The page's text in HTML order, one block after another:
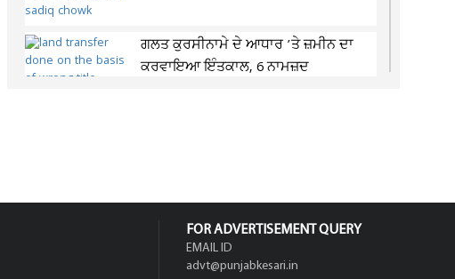
ਗਲਤ ਕੁਰਸੀਨਾਮੇ ਦੇ ਆਧਾਰ ’ਤੇ ਜ਼ਮੀਨ ਦਾ
ਕਰਵਾਇਆ ਇੰਤਕਾਲ, 6 ਨਾਮਜ਼ਦ
FOR ADVERTISEMENT QUERY
EMAIL ID
advt@punjabkesari.in